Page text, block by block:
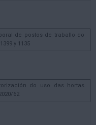
de postos de traballo do
y 1135
do uso das hortas
62